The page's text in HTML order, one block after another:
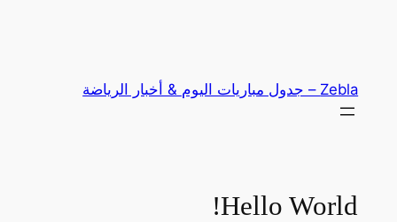
Zebla – جدول مباريات اليوم & أخبار الرياضة
Hello World!